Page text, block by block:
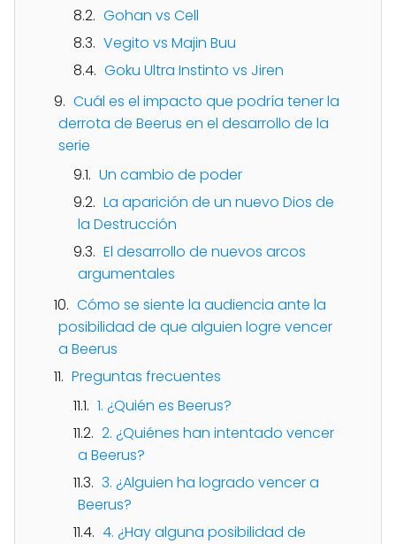
Gohan vs Cell
Vegito vs Majin Buu
Goku Ultra Instinto vs Jiren
Cuál es el impacto que podría tener la
derrota de Beerus en el desarrollo de la
serie
Un cambio de poder
La aparición de un nuevo Dios de
la Destrucción
El desarrollo de nuevos arcos
argumentales
Cómo se siente la audiencia ante la
posibilidad de que alguien logre vencer
a Beerus
Preguntas frecuentes
1. ¿Quién es Beerus?
2. ¿Quiénes han intentado vencer
a Beerus?
3. ¿Alguien ha logrado vencer a
Beerus?
4. ¿Hay alguna posibilidad de